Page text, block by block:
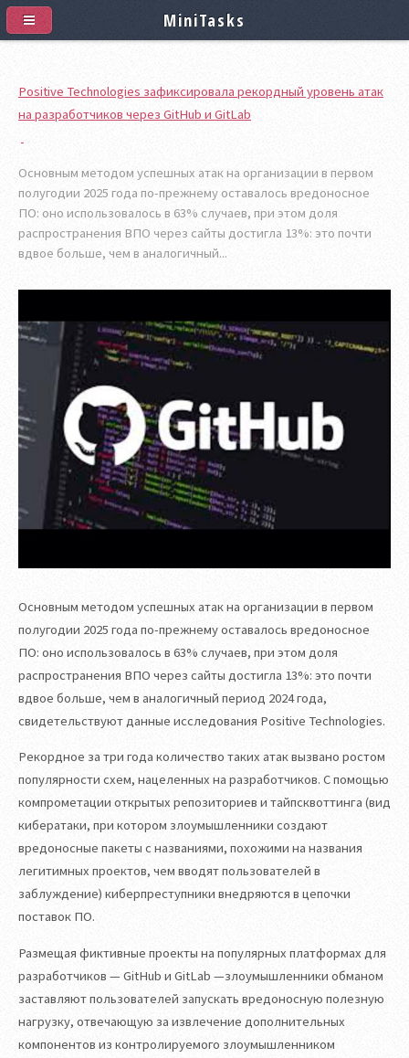
Positive Technologies зафиксировала рекордный уровень атак
на разработчиков через GitHub и GitLab
Основным методом успешных атак на организации в первом
полугодии 2025 года по-прежнему оставалось вредоносное
ПО: оно использовалось в 63% случаев, при этом доля
распространения ВПО через сайты достигла 13%: это почти
вдвое больше, чем в аналогичный...
Основным методом успешных атак на организации в первом
полугодии 2025 года по-прежнему оставалось вредоносное
ПО: оно использовалось в 63% случаев, при этом доля
распространения ВПО через сайты достигла 13%: это почти
вдвое больше, чем в аналогичный период 2024 года,
свидетельствуют данные исследования Positive Technologies.
Рекордное за три года количество таких атак вызвано ростом
популярности схем, нацеленных на разработчиков. С помощью
компрометации открытых репозиториев и тайпсквоттинга (вид
кибератаки, при котором злоумышленники создают
вредоносные пакеты с названиями, похожими на названия
легитимных проектов, чем вводят пользователей в
заблуждение) киберпреступники внедряются в цепочки
поставок ПО.
Размещая фиктивные проекты на популярных платформах для
разработчиков — GitHub и GitLab —злоумышленники обманом
заставляют пользователей запускать вредоносную полезную
нагрузку, отвечающую за извлечение дополнительных
компонентов из контролируемого злоумышленником
MiniTasks